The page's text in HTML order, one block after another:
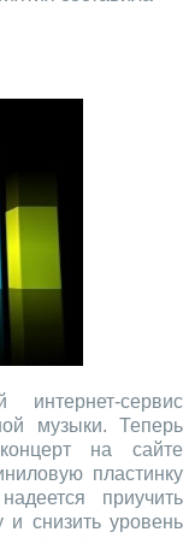
сервис
музыки. Теперь
на сайте
пластинку
приучить
и снизить уровень